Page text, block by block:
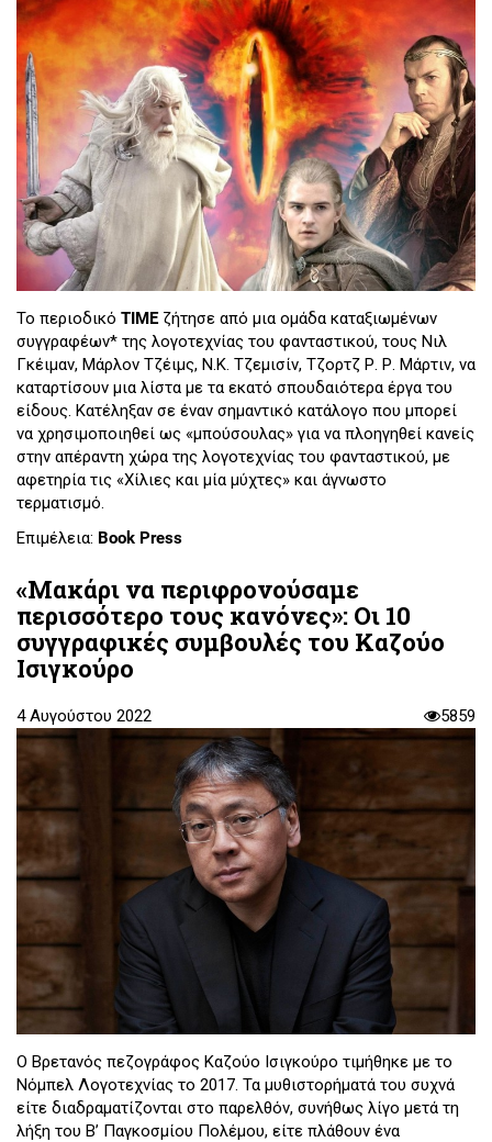
Το περιοδικό TIMEζήτησε από μια ομάδα καταξιωμένων
συγγραφέων* της λογοτεχνίας του φανταστικού, τους Νιλ
Γκέιμαν, Μάρλον Τζέιμς, N.K. Τζεμισίν, Τζορτζ Ρ. Ρ. Μάρτιν, να
καταρτίσουν μια λίστα με τα εκατό σπουδαιότερα έργα του
είδους. Κατέληξαν σε έναν σημαντικό κατάλογο που μπορεί
να χρησιμοποιηθεί ως «μπούσουλας» για να πλοηγηθεί κανείς
στην απέραντη χώρα της λογοτεχνίας του φανταστικού, με
αφετηρία τις «Χίλιες και μία μύχτες» και άγνωστο
τερματισμό.
Επιμέλεια: Book Press
«Μακάρι να περιφρονούσαμε
περισσότερο τους κανόνες»: Οι 10
συγγραφικές συμβουλές του Καζούο
Ισιγκούρο
4 Αυγούστου 2022 5859
Ο Βρετανός πεζογράφος Καζούο Ισιγκούρο τιμήθηκε με το
Νόμπελ Λογοτεχνίας το 2017. Τα μυθιστορήματά του συχνά
είτε διαδραματίζονται στο παρελθόν, συνήθως λίγο μετά τη
λήξη του Β’ Παγκοσμίου Πολέμου, είτε πλάθουν ένα